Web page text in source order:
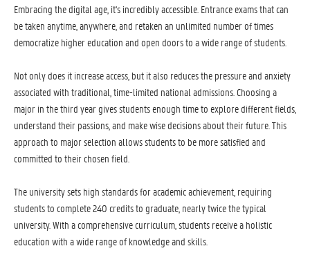
Embracing the digital age, it's incredibly accessible. Entrance exams that can
be taken anytime, anywhere, and retaken an unlimited number of times
democratize higher education and open doors to a wide range of students.
Not only does it increase access, but it also reduces the pressure and anxiety
associated with traditional, time-limited national admissions. Choosing a
major in the third year gives students enough time to explore different fields,
understand their passions, and make wise decisions about their future. This
approach to major selection allows students to be more satisfied and
committed to their chosen field.
The university sets high standards for academic achievement, requiring
students to complete 240 credits to graduate, nearly twice the typical
university. With a comprehensive curriculum, students receive a holistic
education with a wide range of knowledge and skills.